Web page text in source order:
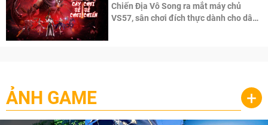
Chiến Địa Vô Song ra mắt máy chủ
VS57, sân chơi đích thực dành cho dân
ẢNH GAME +